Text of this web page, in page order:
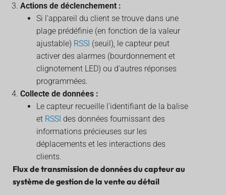
Actions de déclenchement :
Si l'appareil du client se trouve dans une
plage prédéfinie (en fonction de la valeur
ajustable) RSSI (seuil), le capteur peut
activer des alarmes (bourdonnement et
clignotement LED) ou d'autres réponses
programmées.
Collecte de données :
Le capteur recueille l'identifiant de la balise
et RSSI des données fournissant des
informations précieuses sur les
déplacements et les interactions des
clients.
Flux de transmission de données du capteur au
système de gestion de la vente au détail